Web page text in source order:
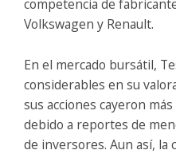
competencia de
Volkswagen y Renault.
En el mercado bursátil,
considerables en su
sus acciones cayeron
debido a reportes de
de inversores. Aun así, la